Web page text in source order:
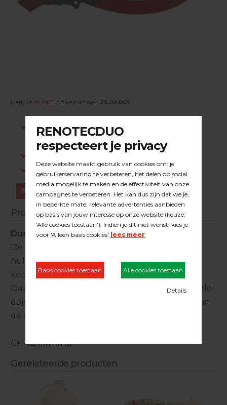
Merk: DUOLINE | Artikelnummer: 23.02.001
Indien op voorraad, voor 15:00 besteld is
dezelfde werkdag verstuurd.
Gratis verzending in NL vanaf €200,-
Log in om prijzen te zien.
Productinformatie
Duoline snelsluitband
De duoline snelsluitband is het slimme
hulpmiddel om snel stofzakken lekdicht te
koppelen aan schuurmachines.
Daarnaast ideaal voor het vastzetten van allerlei
objecten zoals compressor, boenmachine e.d. in
de auto.
Ca. 42 cm lang.
Gerelateerde producten